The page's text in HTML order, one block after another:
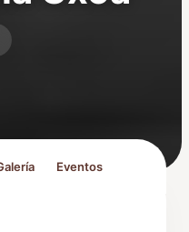
Eventos